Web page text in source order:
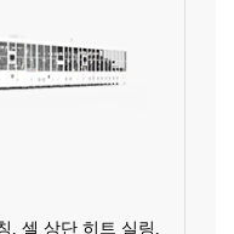
, 셀 상단 히트 실링,